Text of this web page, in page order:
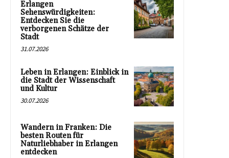
Erlangen
Sehenswürdigkeiten:
Entdecken Sie die
verborgenen Schätze der
Stadt
31.07.2026
Leben in Erlangen: Einblick in
die Stadt der Wissenschaft
und Kultur
30.07.2026
Wandern in Franken: Die
besten Routen für
Naturliebhaber in Erlangen
entdecken